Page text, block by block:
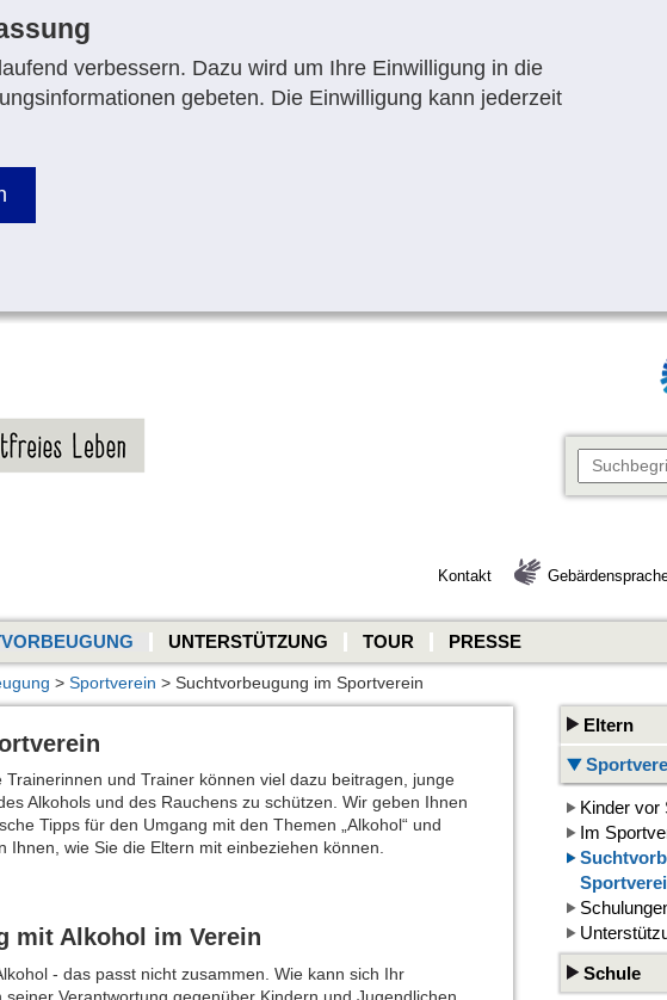
verbessern. Dazu wird um Ihre Einwilligung in die
gebeten. Die Einwilligung kann jederzeit
Kontakt
UNTERSTÜTZUNG TOUR PRESSE
> Sportverein > Suchtvorbeugung im Sportverein
und Trainer können viel dazu beitragen, junge
Alkohols und des Rauchens zu schützen. Wir geben Ihnen
Tipps für den Umgang mit den Themen „Alkohol“ und
Ihnen, wie Sie die Eltern mit einbeziehen können.
mit Alkohol im Verein
- das passt nicht zusammen. Wie kann sich Ihr
Eltern
Kinder vor
Im
Schule